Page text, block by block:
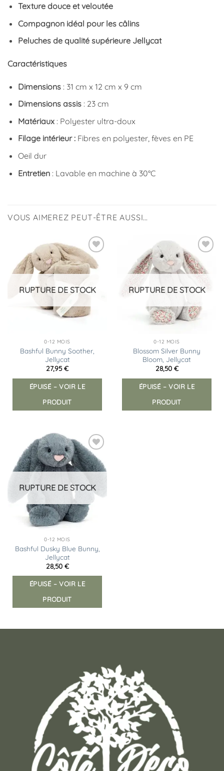
Texture douce et veloutée
Compagnon idéal pour les câlins
Peluches de qualité supérieure Jellycat
Caractéristiques
Dimensions: 31 cm x 12 cm x 9 cm
Dimensions assis: 23 cm
Matériaux: Polyester ultra-doux
Filage intérieur :Fibres en polyester, fèves en PE
Oeil dur
Entretien: Lavable en machine à 30°C
VOUS AIMEREZ PEUT-ÊTRE AUSSI…
Ajouter
à la
liste
d’envies
RUPTURE DE STOCK
0-12 MOIS
Bashful Bunny Soother,
Jellycat
27,95€
ÉPUISÉ – VOIR LE
PRODUIT
Ajouter
à la
liste
RUPTURE DE STOCK
0-12 MOIS
Blossom Silver Bunny
Bloom, Jellycat
28,50 €
ÉPUISÉ – VOIR LE
PRODUIT
Ajouter
à la
liste
RUPTURE DE STOCK
0-12 MOIS
Bashful Dusky Blue Bunny,
Jellycat
28,50 €
ÉPUISÉ – VOIR LE
PRODUIT